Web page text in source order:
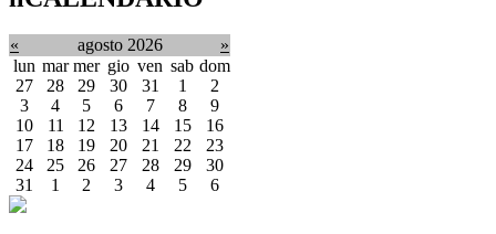
« agosto 2026
»
lun mar mer gio ven sab dom
27
28 29 30 31 1
2
3
4 5 6 7 8
9
10
11 12 13 14 15
16
17
18 19 20 21 22
23
24
25 26 27 28 29
30
31
1 2 3 4 5 6